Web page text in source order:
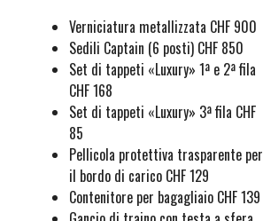
Verniciatura metallizzata CHF 900
Sedili Captain (6 posti) CHF 850
Set di tappeti «Luxury» 1ª e 2ª fila
CHF 168
Set di tappeti «Luxury» 3ª fila CHF
85
Pellicola protettiva trasparente per
il bordo di carico CHF 129
Contenitore per bagagliaio CHF 139